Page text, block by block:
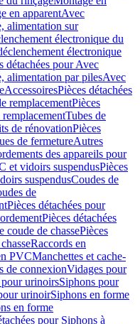
en apparentAvec
alimentation sur
électronique du
électronique
détachées pour Avec
alimentation par pilesAvec
AccessoiresPièces détachées
remplacementPièces
Tubes de
de rénovationPièces
de fermetureAutres
des appareils pour
et vidoirs suspendusPièces
suspendusCoudes de
de
Pièces détachées pour
Pièces détachées
coude de chassePièces
Raccords en
PVCManchettes et cache-
de connexionVidages pour
pour urinoirsSiphons pour
urinoirSiphons en forme
en forme
pour Siphons à